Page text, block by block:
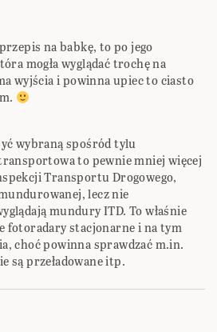
na babkę, to po jego
mogła wyglądać trochę na
wyjścia i powinna upiec to ciasto
wybraną spośród tylu
to pewnie mniej więcej
Transportu Drogowego,
lecz nie
mundury ITD. To właśnie
fotoradary stacjonarne i na tym
choć powinna sprawdzać m.in.
są przeładowane itp.